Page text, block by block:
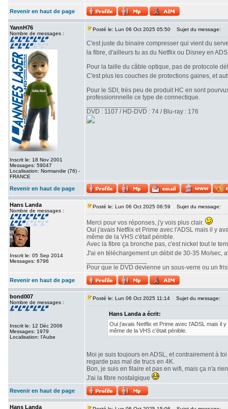
Revenir en haut de page
YannH76
Nombre de messages :
Inscrit le: 18 Nov 2001
Messages: 59047
Localisation: Normandie (76) -
FRANCE
Posté le: Lun 06 Oct 2025 05:50 Sujet du message:
C'est juste du binaire compresser qui vient du
la fibre, d'ailleurs tu as du Netflix ou Disney en
Pour la taille du câble optique, pas de protocole
C'est plus les couches de protections gaines, et
Pour le SDI, très peu de produit HC en sont
professionnnelle ce type de connectique.
DVD : 1107 / HD-DVD : 74 / Blu-ray : 176
Revenir en haut de page
Hans Landa
Nombre de messages :
Inscrit le: 05 Sep 2014
Messages: 6796
Posté le: Lun 06 Oct 2025 06:59 Sujet du message:
Merci pour vos réponses, j'y vois plus clair.
Oui j'avais Netflix et Prime avec l'ADSL mais il y
même de la VHS c'était pénible.
Avec la fibre ça bronche pas, c'est nickel tout le
J'ai en téléchargement un débit de 30-35 Mo/sec,
Pour que le DVD devienne un sous-verre ou un
Revenir en haut de page
bond007
Nombre de messages :
Inscrit le: 12 Déc 2006
Messages: 1979
Localisation: l'Aube
Posté le: Lun 06 Oct 2025 11:14 Sujet du message:
Hans Landa a écrit:
Oui j'avais Netflix et Prime avec l'ADSL mais il
même de la VHS c'était pénible.
Moi je suis toujours en ADSL, et contrairement à
regarde pas mal de trucs en 4K.
Bon, je suis en filaire et pas en wifi, mais ça n'a
J'ai la fibre nostalgique
Revenir en haut de page
Hans Landa